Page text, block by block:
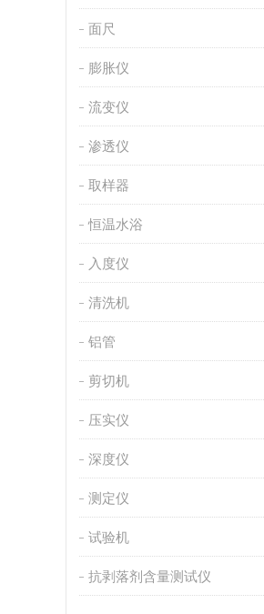
面尺
膨胀仪
流变仪
渗透仪
取样器
恒温水浴
入度仪
清洗机
铝管
剪切机
压实仪
深度仪
测定仪
试验机
抗剥落剂含量测试仪